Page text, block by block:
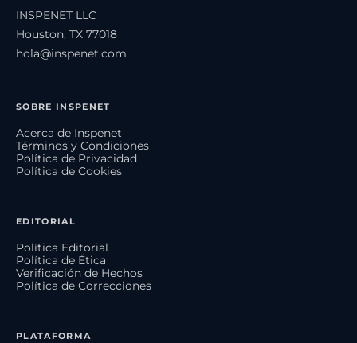
INSPENET LLC
Houston, TX 77018
hola@inspenet.com
SOBRE INSPENET
Acerca de Inspenet
Términos y Condiciones
Política de Privacidad
Política de Cookies
EDITORIAL
Política Editorial
Política de Ética
Verificación de Hechos
Política de Correcciones
PLATAFORMA